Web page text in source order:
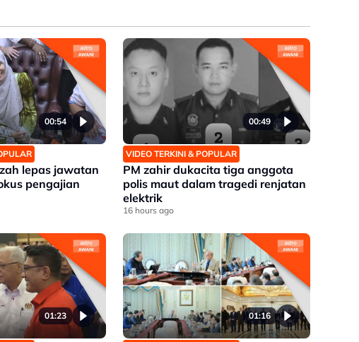
00:54
lepas jawatan
pengajian
00:49
VIDEO TERKINI & POPULAR
PM zahir dukacita tiga anggota
polis maut dalam tragedi renjatan
elektrik
16 hours ago
01:23 01:16